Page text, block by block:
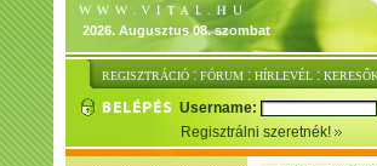
2026. Augusztus 08. szombat
REGISZTRÁCIÓ : FÓRUM : HÍRLEVÉL :
Username:
Regisztrálni szeretnék!